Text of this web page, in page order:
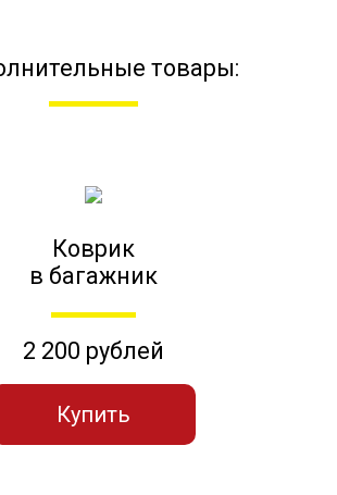
товары:
Коврик
в багажник
2 200 рублей
Купить